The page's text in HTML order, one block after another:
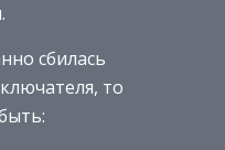
сбилась
то